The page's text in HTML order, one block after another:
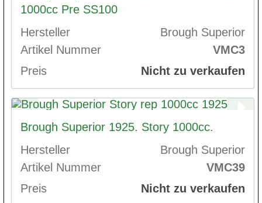
1000cc Pre SS100
Hersteller
Brough Superior
Artikel Nummer
VMC3
Preis
Nicht zu verkaufen
Brough Superior 1925. Story 1000cc.
Hersteller
Brough Superior
Artikel Nummer
VMC39
Preis
Nicht zu verkaufen